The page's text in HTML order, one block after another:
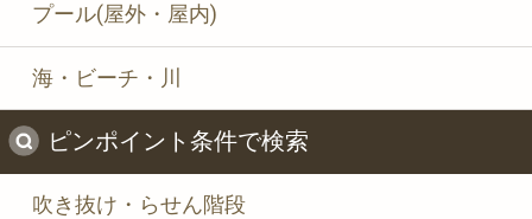
プール(屋外・屋内)
海・ビーチ・川
ピンポイント条件で検索
吹き抜け・らせん階段